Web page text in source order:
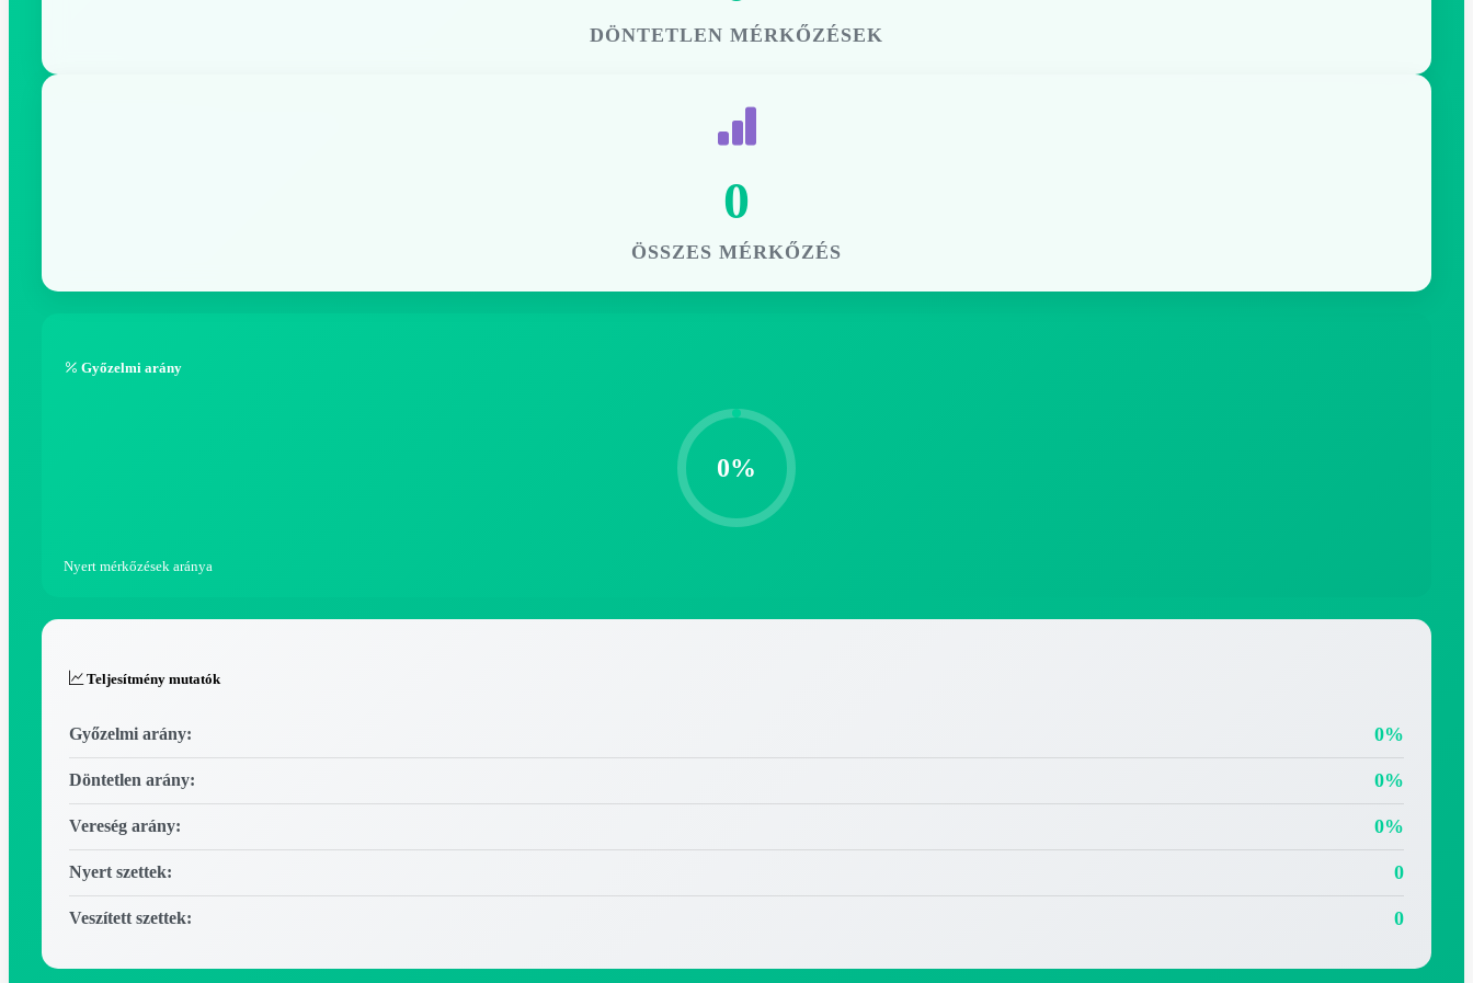
DÖNTETLEN MÉRKŐZÉSEK
0
ÖSSZES MÉRKŐZÉS
Győzelmi arány
0%
Nyert mérkőzések aránya
Teljesítmény mutatók
Győzelmi arány: 0%
Döntetlen arány: 0%
Vereség arány: 0%
Nyert szettek: 0
Veszített szettek: 0